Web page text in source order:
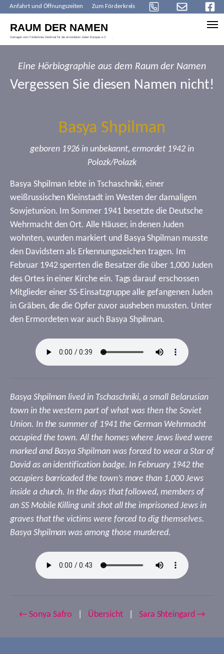
Anfahrt und Öffnungszeiten Zum Förderkreis
Eine Hörbiographie aus dem Raum der Namen
Vergessen Sie diesen Namen nicht!
Basya Shpilman
geboren 1926 in unbekannt, ermordet 1942 in
Polozk/Polazk
Basya Shpilman lebte in Tschaschniki, einer
weißrussischen Kleinstadt im Westen der damaligen
Sowjetunion. Im Sommer 1941 besetzte die Deutsche
Wehrmacht den Ort. Alle Häuser, in denen Juden
wohnten, wurden markiert und Basya Shpilman musste
den Davidstern als Erkennungszeichen tragen. Im
Februar 1942 sperrten die Besatzer die über 1,000 Juden
des Ortes in einer Kirche ein. Tags darauf erschossen
Mitglieder einer SS-Einsatzgruppe alle gefangenen Juden
in Gräben, die die Opfer zuvor ausheben mussten. Unter
den Ermordeten war auch Basya Shpilman.
Basya Shpilman lived in Tschaschniki, a small Belarusian
town in the western part of what was then the Soviet
Union. In the summer of 1941 the German Wehrmacht
occupied the town. All the homes where Jews lived were
marked and Basya Shpilman was forced to wear a Star of
David as an identification badge. In February 1942 the
occupiers barricaded the town’s more than 1,000 Jews
inside a church. In the days that followed, members of
an SS Mobile Killing unit shot all the imprisoned Jews in
graves that the victims were forced to dig themselves.
Basya Shpilman was among those murdered.
← Sonya Safro Übersicht Sara Shteingard →